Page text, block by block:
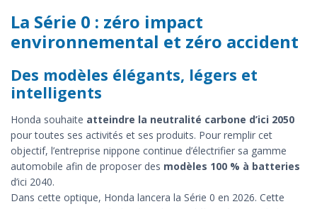
La Série 0 : zéro impact
environnemental et zéro accident
Des modèles élégants, légers et
intelligents
Honda souhaite atteindre la neutralité carbone d’ici 2050
pour toutes ses activités et ses produits. Pour remplir cet
objectif, l’entreprise nippone continue d’électrifier sa gamme
automobile afin de proposer des modèles 100 % à batteries
d’ici 2040.
Dans cette optique, Honda lancera la Série 0 en 2026. Cette